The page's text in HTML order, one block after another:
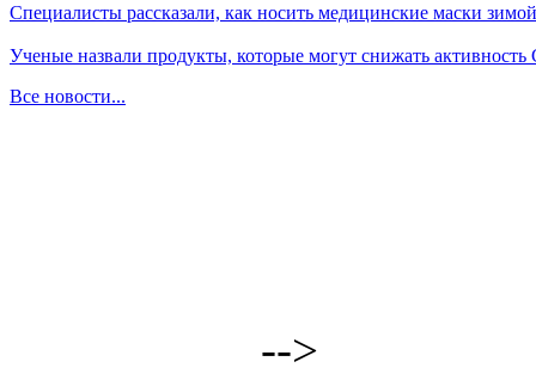
Специалисты рассказали, как носить медицинские маски зимой
Ученые назвали продукты, которые могут снижать
Все новости...
-->